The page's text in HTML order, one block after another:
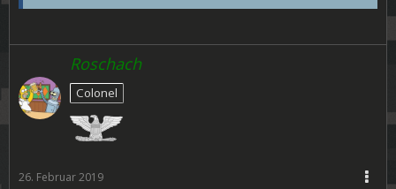
Roschach
Colonel
26. Februar 2019